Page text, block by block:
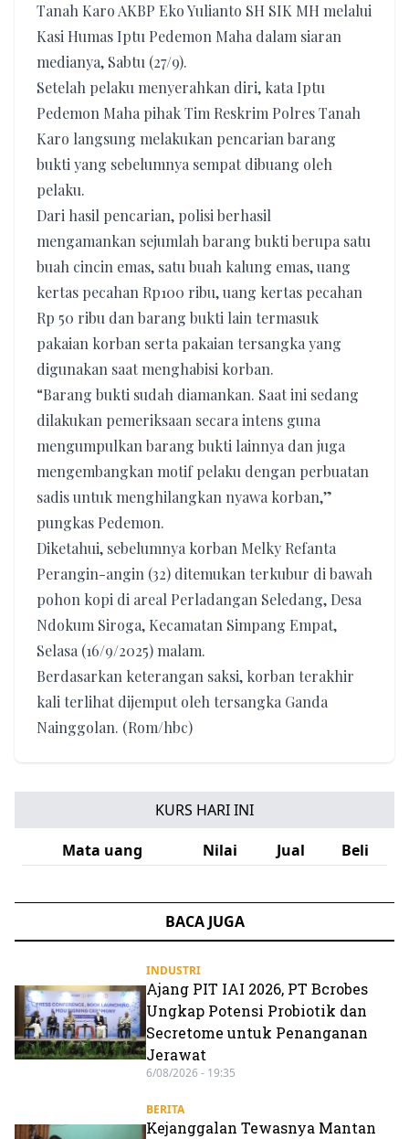
Tanah Karo AKBP Eko Yulianto SH SIK MH melalui
Kasi Humas Iptu Pedemon Maha dalam siaran
medianya, Sabtu (27/9).
Setelah pelaku menyerahkan diri, kata Iptu
Pedemon Maha pihak Tim Reskrim Polres Tanah
Karo langsung melakukan pencarian barang
bukti yang sebelumnya sempat dibuang oleh
pelaku.
Dari hasil pencarian, polisi berhasil
mengamankan sejumlah barang bukti berupa satu
buah cincin emas, satu buah kalung emas, uang
kertas pecahan Rp100 ribu, uang kertas pecahan
Rp 50 ribu dan barang bukti lain termasuk
pakaian korban serta pakaian tersangka yang
digunakan saat menghabisi korban.
“Barang bukti sudah diamankan. Saat ini sedang
dilakukan pemeriksaan secara intens guna
mengumpulkan barang bukti lainnya dan juga
mengembangkan motif pelaku dengan perbuatan
sadis untuk menghilangkan nyawa korban,”
pungkas Pedemon.
Diketahui, sebelumnya korban Melky Refanta
Perangin-angin (32) ditemukan terkubur di bawah
pohon kopi di areal Perladangan Seledang, Desa
Ndokum Siroga, Kecamatan Simpang Empat,
Selasa (16/9/2025) malam.
Berdasarkan keterangan saksi, korban terakhir
kali terlihat dijemput oleh tersangka Ganda
Nainggolan. (Rom/hbc)
KURS HARI INI
Mata uang
Nilai Jual Beli
BACA JUGA
INDUSTRI
Ajang PIT IAI 2026, PT Bcrobes
Ungkap Potensi Probiotik dan
Secretome untuk Penanganan
Jerawat
6/08/2026 - 19:35
BERITA
Kejanggalan Tewasnya Mantan